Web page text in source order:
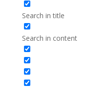
Search in title
Search in content